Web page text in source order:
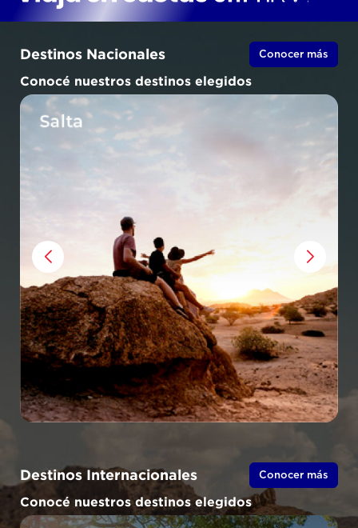
Destinos Nacionales Conocer más
Conocé nuestros destinos elegidos
Destinos Internacionales Conocer más
Conocé nuestros destinos elegidos